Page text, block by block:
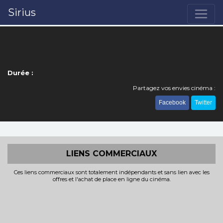
Sirius
Durée :
Partagez vos envies cinéma :
Facebook Twitter
LIENS COMMERCIAUX
Ces liens commerciaux sont totalement indépendants et sans lien avec les
offres et l'achat de place en ligne du cinéma.